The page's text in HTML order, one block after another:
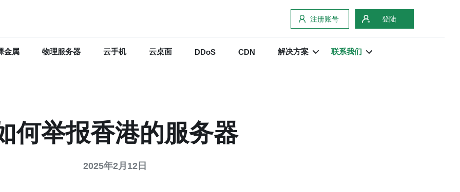
注册账号 登陆
金属 物理服务器 云手机 云桌面 DDoS CDN 解决方案 联系我们
何举报香港的服务器
2025年2月12日